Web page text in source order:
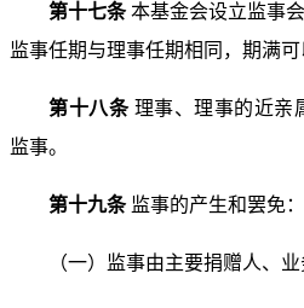
第十七条本基金会设立监事
监事任期与理事任期相同，期满可
第十八条理事、理事的近亲
监事。
第十九条监事的产生和罢免：
（一）监事由主要捐赠人、